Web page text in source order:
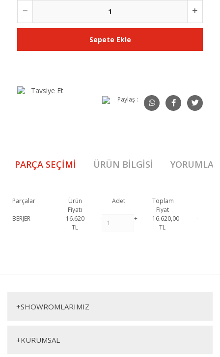
Sepete Ekle
Tavsiye Et
Paylaş :
PARÇA SEÇIMI ÜRÜN BILGISI YORUMLAR
Parçalar
Ürün
Fiyatı
Adet
Toplam
Fiyat
BERJER
16.620
TL
- +
16.620,00
TL
-
Pragma Berjer
+SHOWROMLARIMIZ
+KURUMSAL